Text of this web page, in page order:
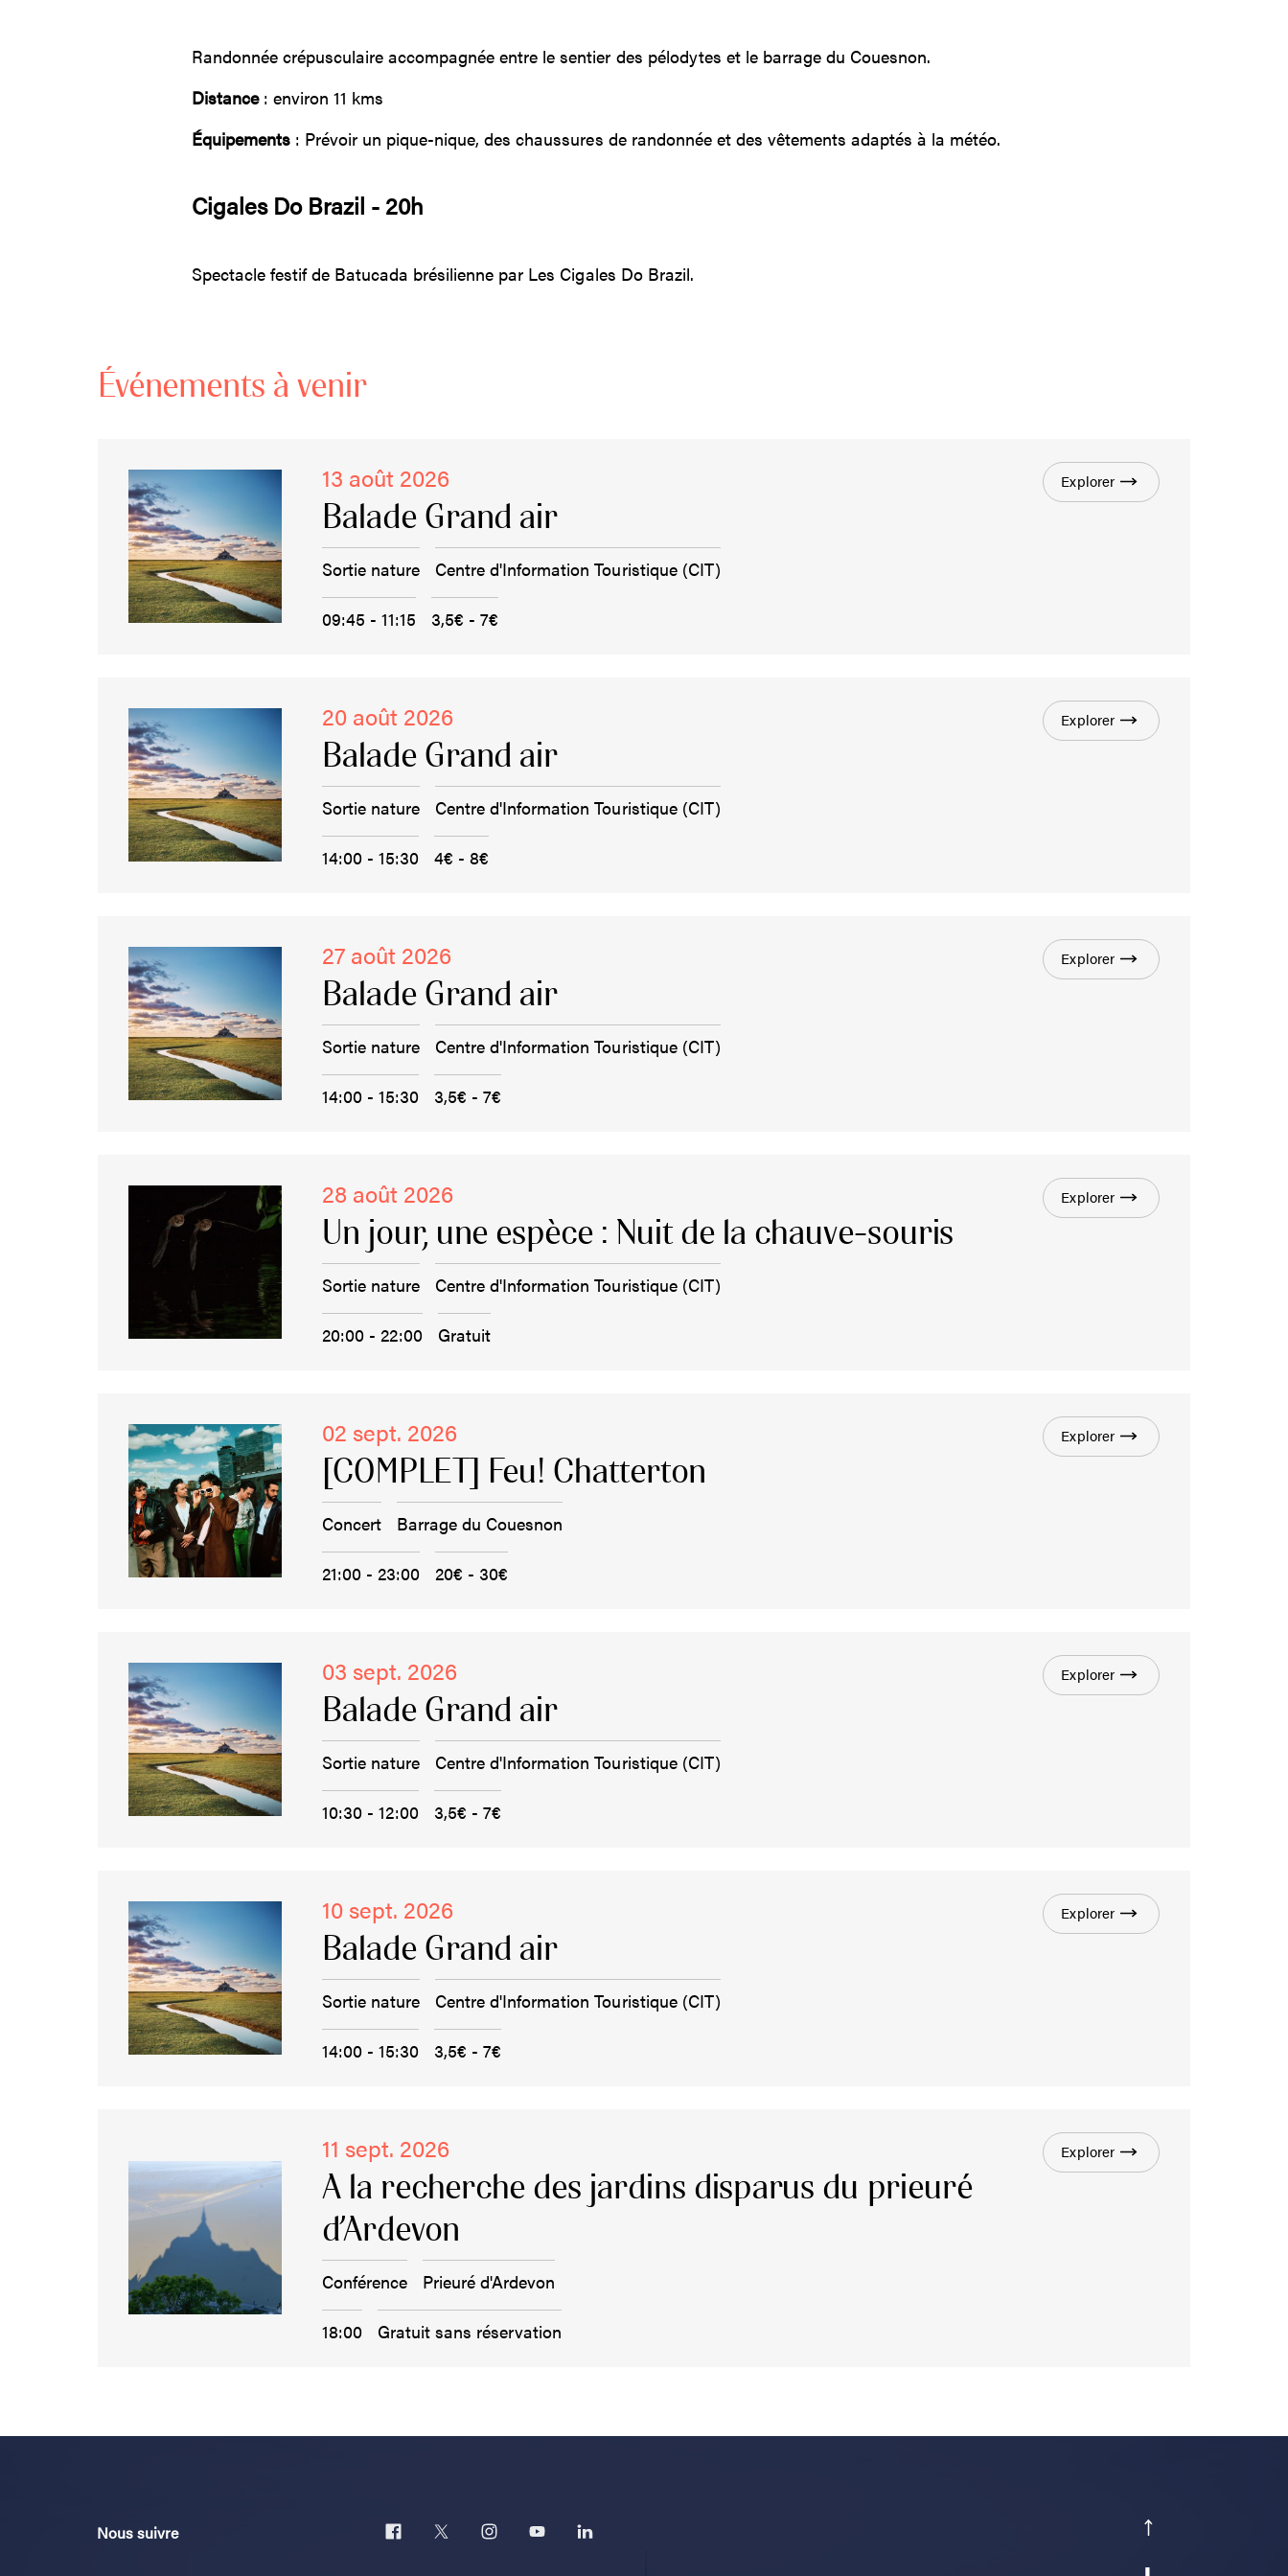
Randonnée crépusculaire accompagnée entre le sentier des pélodytes et le barrage du Couesnon.
Distance : environ 11 kms
Équipements : Prévoir un pique-nique, des chaussures de randonnée et des vêtements adaptés à la météo.
Cigales Do Brazil - 20h
Spectacle festif de Batucada brésilienne par Les Cigales Do Brazil.
Événements à venir
13 août 2026
Balade Grand air
Sortie nature Centre d'Information Touristique (CIT)
09:45 - 11:15 3,5€ - 7€
Explorer
20 août 2026
Balade Grand air
Sortie nature Centre d'Information Touristique (CIT)
14:00 - 15:30 4€ - 8€
Explorer
27 août 2026
Balade Grand air
Sortie nature Centre d'Information Touristique (CIT)
14:00 - 15:30 3,5€ - 7€
Explorer
28 août 2026
Un jour, une espèce : Nuit de la chauve-souris
Sortie nature Centre d'Information Touristique (CIT)
20:00 - 22:00 Gratuit
Explorer
02 sept. 2026
[COMPLET] Feu! Chatterton
Concert Barrage du Couesnon
21:00 - 23:00 20€ - 30€
Explorer
03 sept. 2026
Balade Grand air
Sortie nature Centre d'Information Touristique (CIT)
10:30 - 12:00 3,5€ - 7€
Explorer
10 sept. 2026
Balade Grand air
Sortie nature Centre d'Information Touristique (CIT)
14:00 - 15:30 3,5€ - 7€
Explorer
11 sept. 2026
A la recherche des jardins disparus du prieuré
d’Ardevon
Conférence Prieuré d'Ardevon
18:00 Gratuit sans réservation
Explorer
Nous suivre